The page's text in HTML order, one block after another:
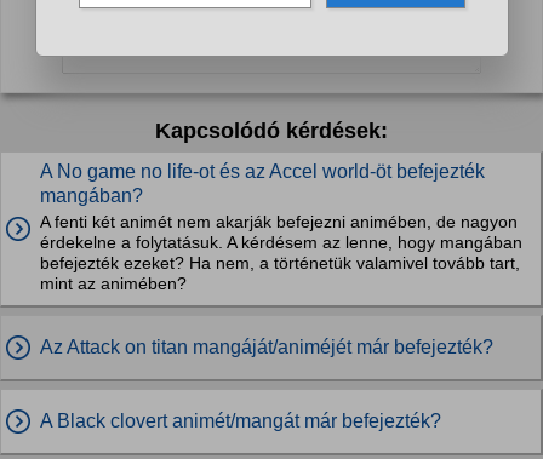
Kapcsolódó kérdések:
A No game no life-ot és az Accel world-öt befejezték
mangában?
A fenti két animét nem akarják befejezni animében, de nagyon
érdekelne a folytatásuk. A kérdésem az lenne, hogy mangában
befejezték ezeket? Ha nem, a történetük valamivel tovább tart,
mint az animében?
Az Attack on titan mangáját/animéjét már befejezték?
A Black clovert animét/mangát már befejezték?